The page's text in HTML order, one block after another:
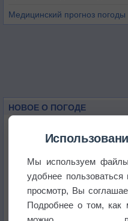
Медицинский прогноз погоды
НОВОЕ О ПОГОДЕ
Космическая
Приложение
Мы используем
удобнее
просмотр, Вы
Подробнее о том, как